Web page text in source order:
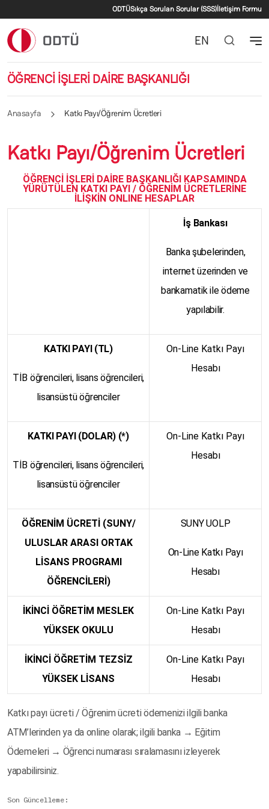
İkincil menü
ODTÜSıkça Sorulan Sorular (SSS)İletişim Formu
ÖĞRENCİ İŞLERİ DAİRE BAŞKANLIĞI
EN
Anasayfa Katkı Payı/Öğrenim Ücretleri
Katkı Payı/Öğrenim Ücretleri
ÖĞRENCİ İŞLERİ DAİRE BAŞKANLIĞI KAPSAMINDA
YÜRÜTÜLEN KATKI PAYI / ÖĞRENİM ÜCRETLERİNE
İLİŞKİN ONLINE HESAPLAR
İş Bankası
Banka şubelerinden,
internet üzerinden ve
bankamatik ile ödeme
yapılabilir.
KATKI PAYI (TL)
TİB öğrencileri, lisans öğrencileri,
lisansüstü öğrenciler
On-Line Katkı Payı
Hesabı
KATKI PAYI (DOLAR) (*)
TİB öğrencileri, lisans öğrencileri,
lisansüstü öğrenciler
On-Line Katkı Payı
Hesabı
ÖĞRENİM ÜCRETİ (SUNY/
ULUSLAR ARASI ORTAK
LİSANS PROGRAMI
ÖĞRENCİLERİ)
SUNY UOLP
On-Line Katkı Payı
Hesabı
İKİNCİ ÖĞRETİM MESLEK
YÜKSEK OKULU
On-Line Katkı Payı
Hesabı
İKİNCİ ÖĞRETİM TEZSİZ
YÜKSEK LİSANS
On-Line Katkı Payı
Hesabı
Katkı payı ücreti / Öğrenim ücreti ödemenizi ilgili banka
ATM’lerinden ya da online olarak; ilgili banka → Eğitim
Ödemeleri → Öğrenci numarası sıralamasını izleyerek
yapabilirsiniz.
Son Güncelleme